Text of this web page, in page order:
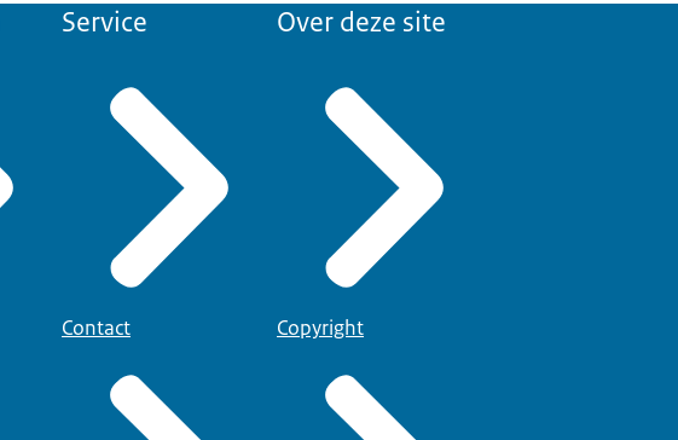
Service
Contact
Over deze site
Copyright